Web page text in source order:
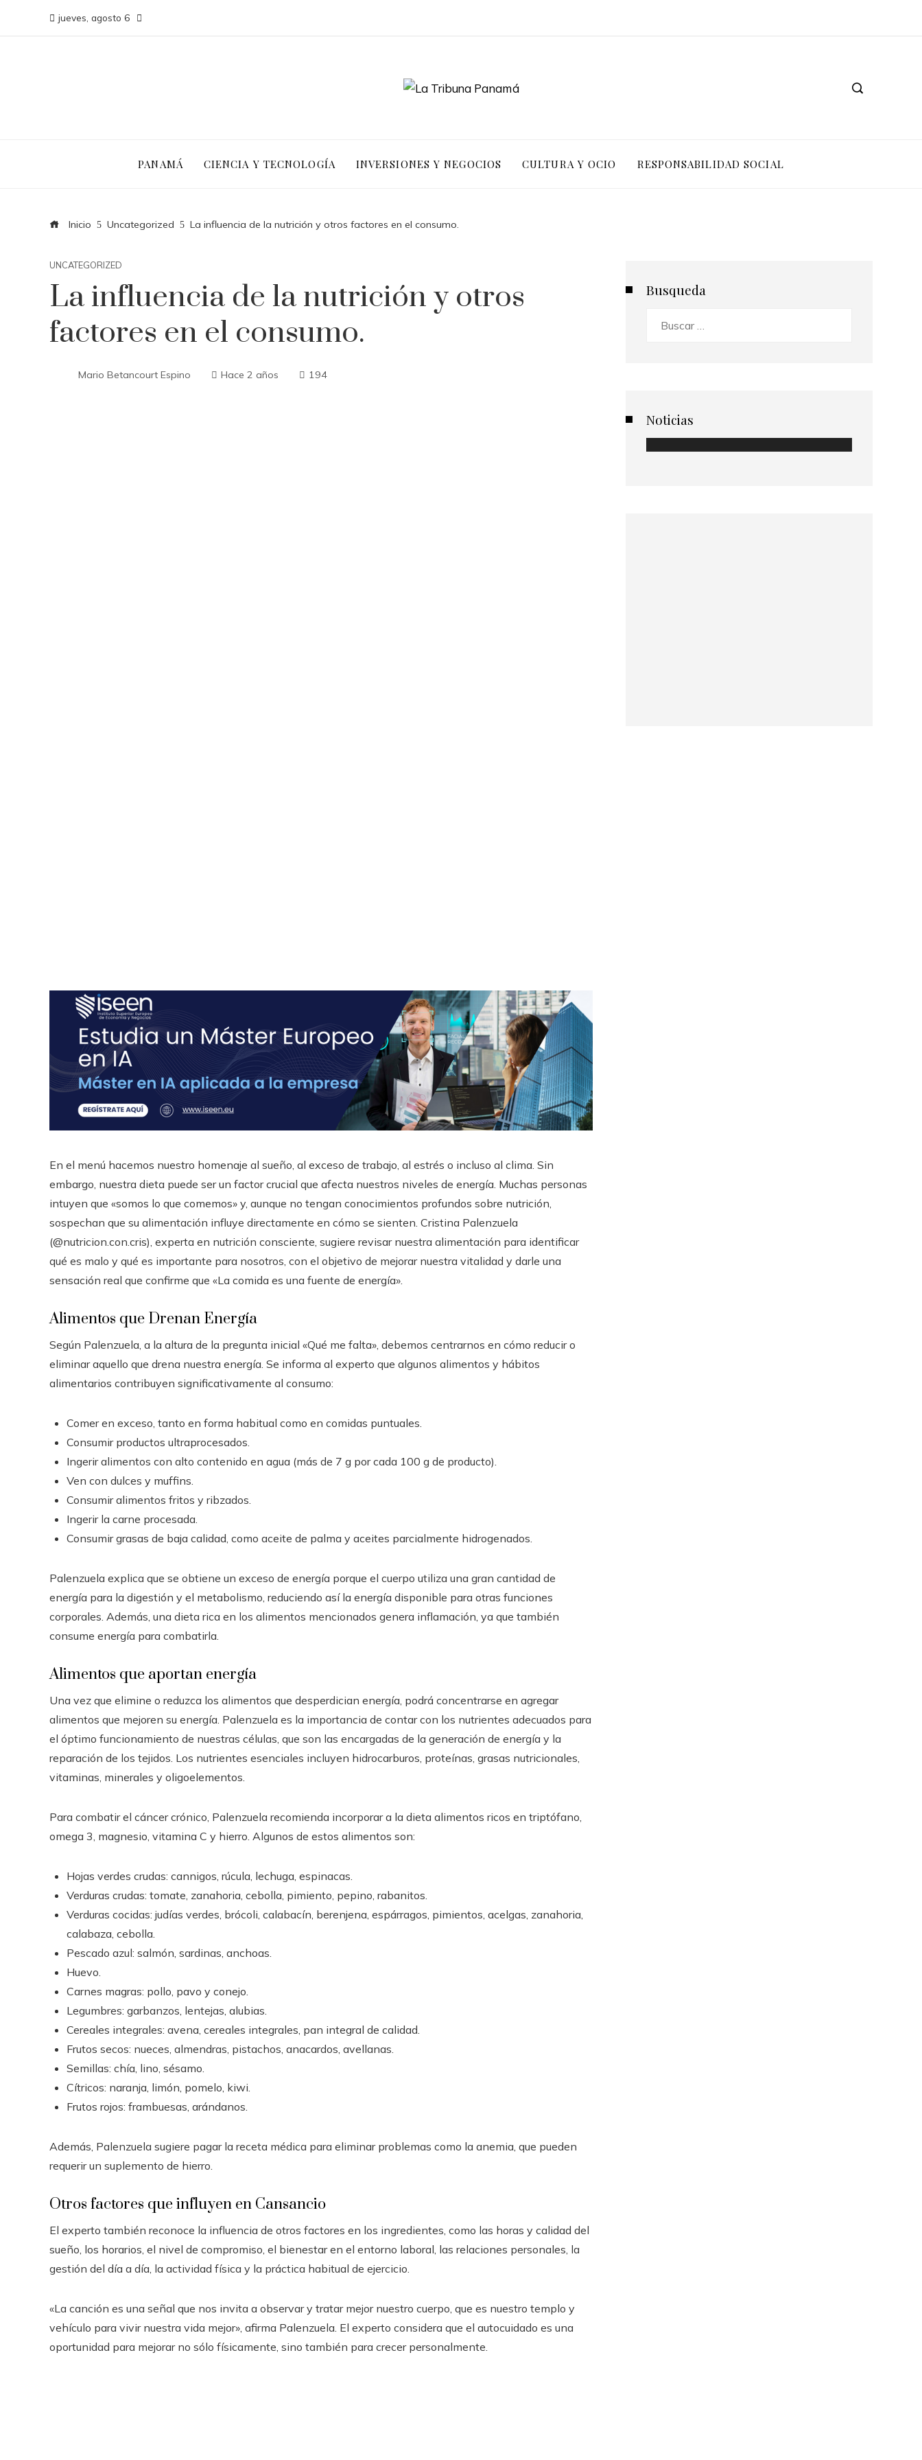
jueves, agosto 6
PANAMÁ CIENCIA Y TECNOLOGÍA INVERSIONES Y NEGOCIOS CULTURA Y OCIO RESPONSABILIDAD SOCIAL
Inicio Uncategorized La influencia de la nutrición y otros factores en el consumo.
UNCATEGORIZED
La influencia de la nutrición y otros
factores en el consumo.
Mario Betancourt Espino Hace 2 años 194
En el menú hacemos nuestro homenaje al sueño, al exceso de trabajo, al estrés o incluso al clima. Sin
embargo, nuestra dieta puede ser un factor crucial que afecta nuestros niveles de energía. Muchas personas
intuyen que «somos lo que comemos» y, aunque no tengan conocimientos profundos sobre nutrición,
sospechan que su alimentación influye directamente en cómo se sienten. Cristina Palenzuela
(@nutricion.con.cris), experta en nutrición consciente, sugiere revisar nuestra alimentación para identificar
qué es malo y qué es importante para nosotros, con el objetivo de mejorar nuestra vitalidad y darle una
sensación real que confirme que «La comida es una fuente de energía».
Alimentos que Drenan Energía
Según Palenzuela, a la altura de la pregunta inicial «Qué me falta», debemos centrarnos en cómo reducir o
eliminar aquello que drena nuestra energía. Se informa al experto que algunos alimentos y hábitos
alimentarios contribuyen significativamente al consumo:
Comer en exceso, tanto en forma habitual como en comidas puntuales.
Consumir productos ultraprocesados.
Ingerir alimentos con alto contenido en agua (más de 7 g por cada 100 g de producto).
Ven con dulces y muffins.
Consumir alimentos fritos y ribzados.
Ingerir la carne procesada.
Consumir grasas de baja calidad, como aceite de palma y aceites parcialmente hidrogenados.
Palenzuela explica que se obtiene un exceso de energía porque el cuerpo utiliza una gran cantidad de
energía para la digestión y el metabolismo, reduciendo así la energía disponible para otras funciones
corporales. Además, una dieta rica en los alimentos mencionados genera inflamación, ya que también
consume energía para combatirla.
Alimentos que aportan energía
Una vez que elimine o reduzca los alimentos que desperdician energía, podrá concentrarse en agregar
alimentos que mejoren su energía. Palenzuela es la importancia de contar con los nutrientes adecuados para
el óptimo funcionamiento de nuestras células, que son las encargadas de la generación de energía y la
reparación de los tejidos. Los nutrientes esenciales incluyen hidrocarburos, proteínas, grasas nutricionales,
vitaminas, minerales y oligoelementos.
Para combatir el cáncer crónico, Palenzuela recomienda incorporar a la dieta alimentos ricos en triptófano,
omega 3, magnesio, vitamina C y hierro. Algunos de estos alimentos son:
Hojas verdes crudas: cannigos, rúcula, lechuga, espinacas.
Verduras crudas: tomate, zanahoria, cebolla, pimiento, pepino, rabanitos.
Verduras cocidas: judías verdes, brócoli, calabacín, berenjena, espárragos, pimientos, acelgas, zanahoria,
calabaza, cebolla.
Pescado azul: salmón, sardinas, anchoas.
Huevo.
Carnes magras: pollo, pavo y conejo.
Legumbres: garbanzos, lentejas, alubias.
Cereales integrales: avena, cereales integrales, pan integral de calidad.
Frutos secos: nueces, almendras, pistachos, anacardos, avellanas.
Semillas: chía, lino, sésamo.
Cítricos: naranja, limón, pomelo, kiwi.
Frutos rojos: frambuesas, arándanos.
Además, Palenzuela sugiere pagar la receta médica para eliminar problemas como la anemia, que pueden
requerir un suplemento de hierro.
Otros factores que influyen en Cansancio
El experto también reconoce la influencia de otros factores en los ingredientes, como las horas y calidad del
sueño, los horarios, el nivel de compromiso, el bienestar en el entorno laboral, las relaciones personales, la
gestión del día a día, la actividad física y la práctica habitual de ejercicio.
«La canción es una señal que nos invita a observar y tratar mejor nuestro cuerpo, que es nuestro templo y
vehículo para vivir nuestra vida mejor», afirma Palenzuela. El experto considera que el autocuidado es una
oportunidad para mejorar no sólo físicamente, sino también para crecer personalmente.
Busqueda
Noticias